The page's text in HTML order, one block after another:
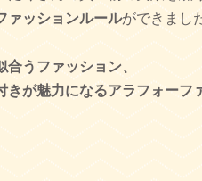
ァッションルールができまし
うファッション、
きが魅力になるアラフォーフ